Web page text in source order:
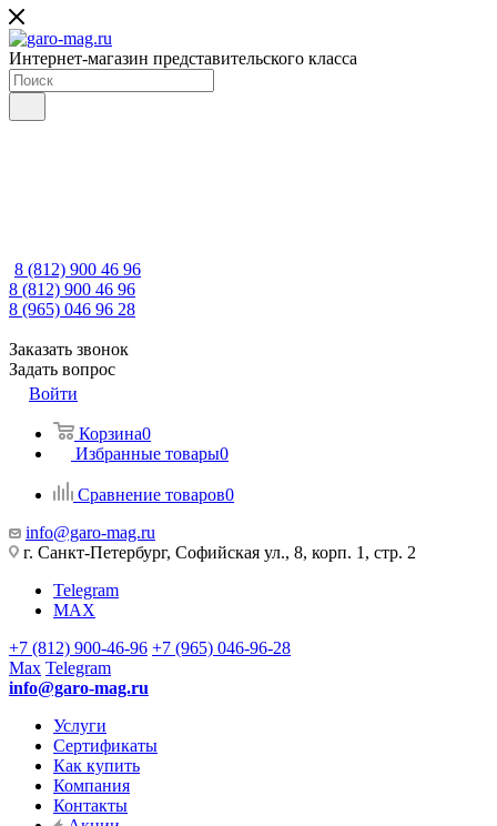
Интернет-магазин представительского класса
8 (812) 900 46 96
8 (812) 900 46 96
8 (965) 046 96 28
Заказать звонок
Задать вопрос
Войти
Корзина0
Избранные товары0
Сравнение товаров0
info@garo-mag.ru
г. Санкт-Петербург, Софийская ул., 8, корп. 1, стр. 2
Telegram
MAX
+7 (812) 900-46-96 +7 (965) 046-96-28
Max Telegram
info@garo-mag.ru
Услуги
Сертификаты
Как купить
Компания
Контакты